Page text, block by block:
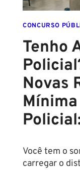
CONCURSO
Tenho
Novas
Você tem o
carregar o